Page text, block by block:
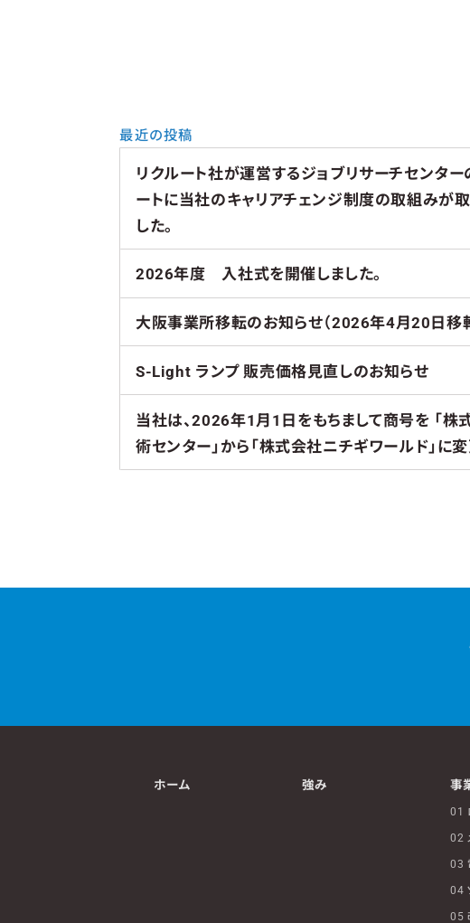
最近の投稿
リクルート社が運営するジョブリサーチセンタ
ートに当社のキャリアチェンジ制度の取組みが
した。
2026年度 入社式を開催しました。
大阪事業所移転のお知らせ（2026年4月20日移
S-Light ランプ 販売価格見直しのお知らせ
当社は、2026年1月1日をもちまして商号を 「株
術センター」から「株式会社ニチギワールド」に変
ホーム 強み 事
01
02
03
04
05